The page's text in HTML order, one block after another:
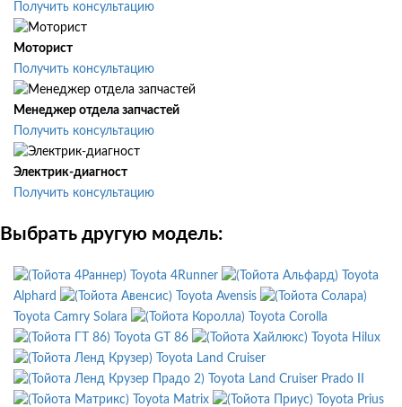
Получить консультацию
Моторист
Получить консультацию
Менеджер отдела запчастей
Получить консультацию
Электрик-диагност
Получить консультацию
Выбрать другую модель:
Toyota 4Runner
Toyota
Alphard
Toyota Avensis
Toyota Camry Solara
Toyota Corolla
Toyota GT 86
Toyota Hilux
Toyota Land Cruiser
Toyota Land Cruiser Prado II
Toyota Matrix
Toyota Prius